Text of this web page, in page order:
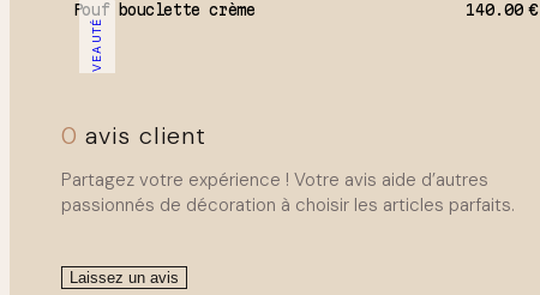
NOUVEAUTÉ
Pouf bouclette crème 140.00€
0 avis client
Partagez votre expérience ! Votre avis aide d’autres
passionnés de décoration à choisir les articles parfaits.
Laissez un avis